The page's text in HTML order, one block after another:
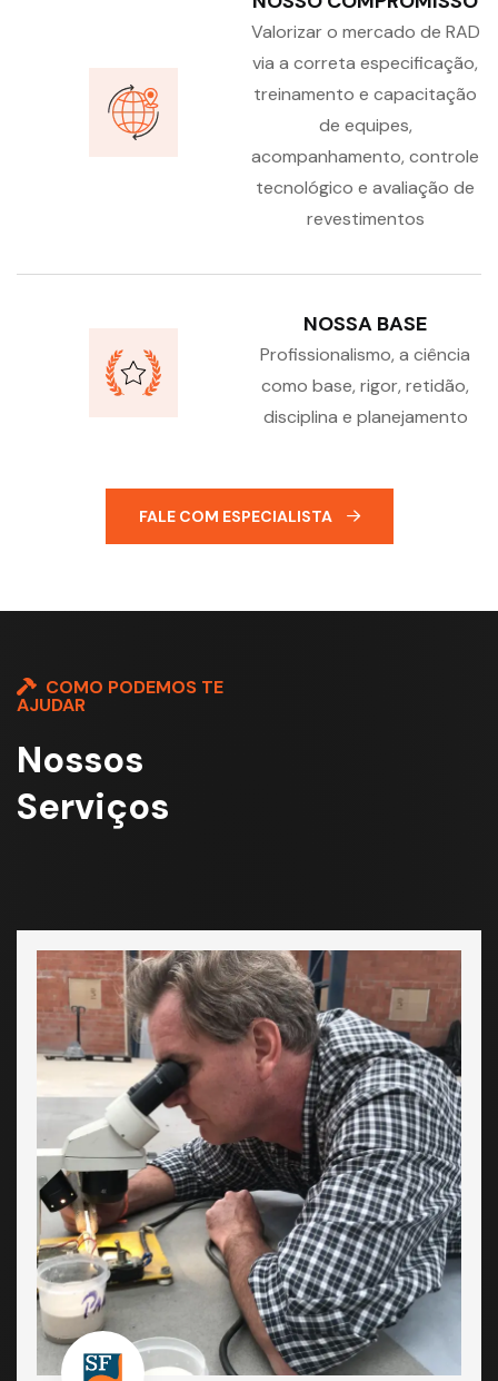
Valorizar o mercado de RAD
via a correta especificação,
treinamento e capacitação
de equipes,
acompanhamento, controle
tecnológico e avaliação de
revestimentos
NOSSA BASE
Profissionalismo, a ciência
como base, rigor, retidão,
disciplina e planejamento
FALE COM ESPECIALISTA
COMO PODEMOS TE
AJUDAR
Nossos
Serviços